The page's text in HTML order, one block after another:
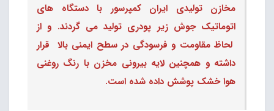
مخازن تولیدی ایران کمپرسور با دستگاه های
اتوماتیک جوش زیر پودری تولید می گردند. و از
لحاظ مقاومت و فرسودگی در سطح ایمنی بالا قرار
داشته و همچنین لایه بیرونی مخزن با رنگ روغنی
هوا خشک پوشش داده شده است.